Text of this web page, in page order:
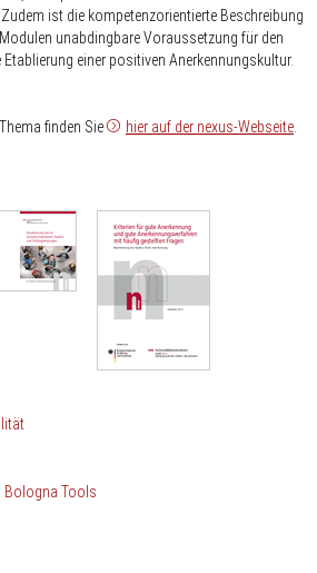
ist die kompetenzorientierte Beschreibung
unabdingbare Voraussetzung für den
einer positiven Anerkennungskultur.
finden Sie hier auf der nexus-Webseite
Bologna Tools